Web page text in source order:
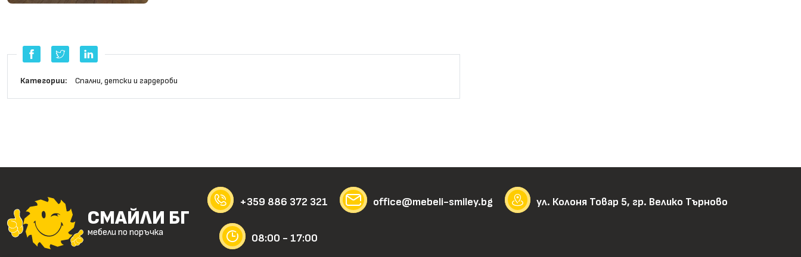
Категории: Cпални, детски и гардероби
СМАЙЛИ БГ
мебели по поръчка
+359 886 372 321 office@mebeli-smiley.bg ул. Колоня Товар 5, гр. Велико Търново
08:00 - 17:00